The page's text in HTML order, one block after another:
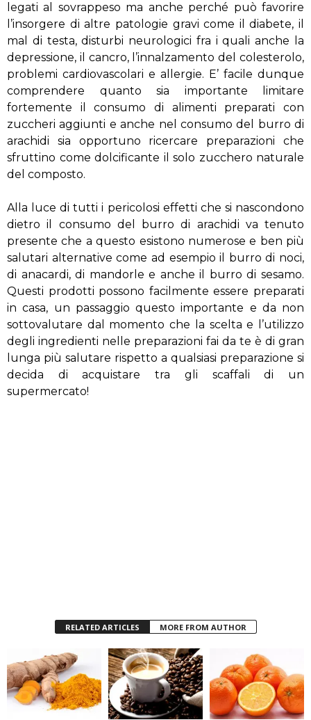
legati al sovrappeso ma anche perché può favorire
l’insorgere di altre patologie gravi come il diabete, il
mal di testa, disturbi neurologici fra i quali anche la
depressione, il cancro, l’innalzamento del colesterolo,
problemi cardiovascolari e allergie. E’ facile dunque
comprendere quanto sia importante limitare
fortemente il consumo di alimenti preparati con
zuccheri aggiunti e anche nel consumo del burro di
arachidi sia opportuno ricercare preparazioni che
sfruttino come dolcificante il solo zucchero naturale
del composto.
Alla luce di tutti i pericolosi effetti che si nascondono
dietro il consumo del burro di arachidi va tenuto
presente che a questo esistono numerose e ben più
salutari alternative come ad esempio il burro di noci,
di anacardi, di mandorle e anche il burro di sesamo.
Questi prodotti possono facilmente essere preparati
in casa, un passaggio questo importante e da non
sottovalutare dal momento che la scelta e l’utilizzo
degli ingredienti nelle preparazioni fai da te è di gran
lunga più salutare rispetto a qualsiasi preparazione si
decida di acquistare tra gli scaffali di un
supermercato!
RELATED ARTICLES MORE FROM AUTHOR